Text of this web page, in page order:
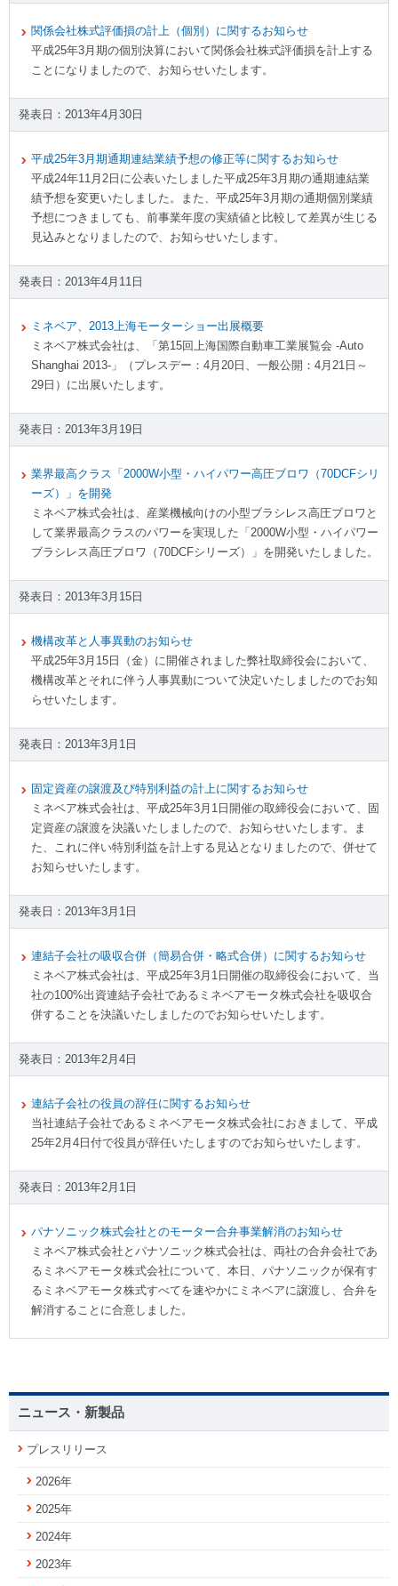
関係会社株式評価損の計上（個別）に関するお知らせ
平成25年3月期の個別決算において関係会社株式評価損を計上する
ことになりましたので、お知らせいたします。
2013年4月30日
平成25年3月期通期連結業績予想の修正等に関するお知らせ
平成24年11月2日に公表いたしました平成25年3月期の通期連結業
績予想を変更いたしました。また、平成25年3月期の通期個別業績
予想につきましても、前事業年度の実績値と比較して差異が生じる
見込みとなりましたので、お知らせいたします。
2013年4月11日
ミネベア、2013上海モーターショー出展概要
ミネベア株式会社は、「第15回上海国際自動車工業展覧会 -Auto
Shanghai 2013-」（プレスデー：4月20日、一般公開：4月21日～
29日）に出展いたします。
2013年3月19日
業界最高クラス「2000W小型・ハイパワー高圧ブロワ（70DCFシリ
ーズ）」を開発
ミネベア株式会社は、産業機械向けの小型ブラシレス高圧ブロワと
して業界最高クラスのパワーを実現した「2000W小型・ハイパワー
ブラシレス高圧ブロワ（70DCFシリーズ）」を開発いたしました。
2013年3月15日
機構改革と人事異動のお知らせ
平成25年3月15日（金）に開催されました弊社取締役会において、
機構改革とそれに伴う人事異動について決定いたしましたのでお知
らせいたします。
2013年3月1日
固定資産の譲渡及び特別利益の計上に関するお知らせ
ミネベア株式会社は、平成25年3月1日開催の取締役会において、固
定資産の譲渡を決議いたしましたので、お知らせいたします。ま
た、これに伴い特別利益を計上する見込となりましたので、併せて
お知らせいたします。
2013年3月1日
連結子会社の吸収合併（簡易合併・略式合併）に関するお知らせ
ミネベア株式会社は、平成25年3月1日開催の取締役会において、当
社の100%出資連結子会社であるミネベアモータ株式会社を吸収合
併することを決議いたしましたのでお知らせいたします。
2013年2月4日
連結子会社の役員の辞任に関するお知らせ
当社連結子会社であるミネベアモータ株式会社におきまして、平成
25年2月4日付で役員が辞任いたしますのでお知らせいたします。
2013年2月1日
パナソニック株式会社とのモーター合弁事業解消のお知らせ
ミネベア株式会社とパナソニック株式会社は、両社の合弁会社であ
るミネベアモータ株式会社について、本日、パナソニックが保有す
るミネベアモータ株式すべてを速やかにミネベアに譲渡し、合弁を
解消することに合意しました。
ニュース・新製品
プレスリリース
2026年
2025年
2024年
2023年